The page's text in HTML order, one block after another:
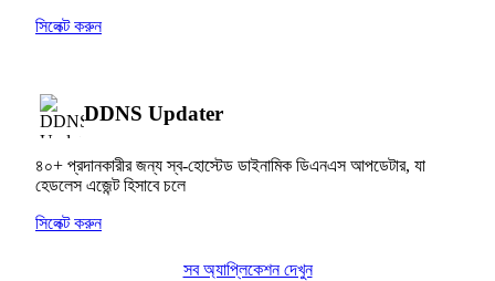
সিলেক্ট করুন
DDNS Updater
৪০+ প্রদানকারীর জন্য স্ব-হোস্টেড ডাইনামিক ডিএনএস আপডেটার, যা
হেডলেস এজেন্ট হিসাবে চলে
সিলেক্ট করুন
সব অ্যাপ্লিকেশন দেখুন